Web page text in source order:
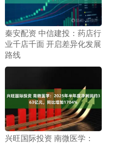
​秦安配资 中信建投：药店行
业千店千面 开启差异化发展
路线
​兴旺国际投资 南微医学：